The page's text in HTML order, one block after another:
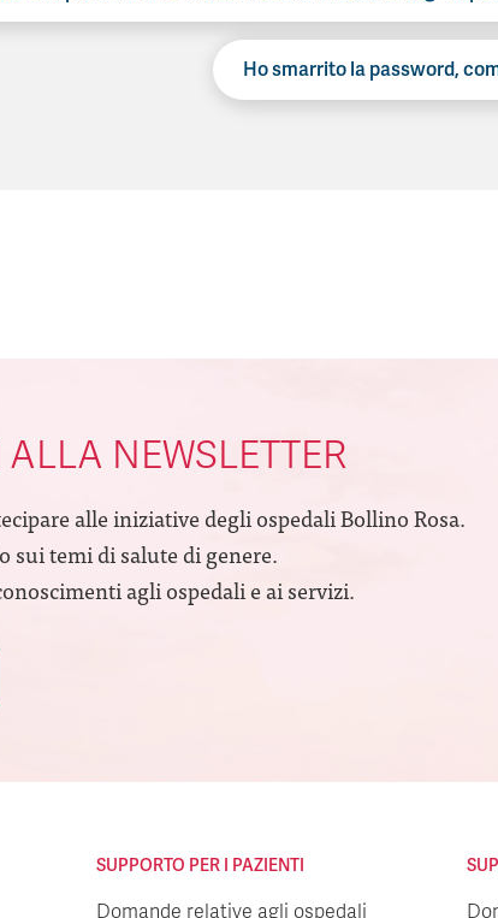
Ho smarrito la password,
NEWSLETTER
alle iniziative degli ospedali Bollino Rosa.
sui temi di salute di genere.
agli ospedali e ai servizi.
SUPPORTO PER I PAZIENTI
Domande relative agli ospedali